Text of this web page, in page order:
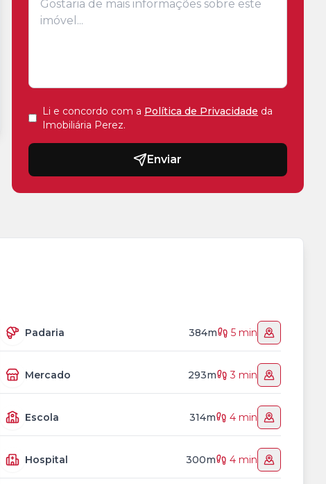
Li e concordo com a Política de Privacidade da
Imobiliária Perez.
Enviar
Padaria 384m 5 min
Mercado 293m 3 min
Escola 314m 4 min
Hospital 300m 4 min